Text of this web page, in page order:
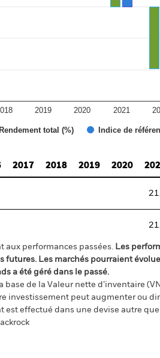
Rendement total (%) Indice de
2019 2020 2021
2017 2018 2019 2020
aux performances passées. Les
futures. Les marchés pourraient
a été géré dans le passé.
de la Valeur nette d’inventaire
investissement peut augmenter ou
est effectué dans une devise autre